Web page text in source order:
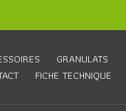
GRANULATS
FICHE TECHNIQUE